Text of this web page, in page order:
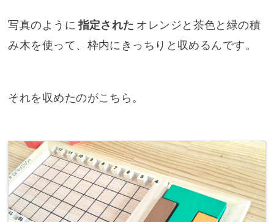
写真のように 指定された オレンジと茶色と緑の積
み木を使って、枠内にきっちりと収めるんです。
それを収めたのがこちら。